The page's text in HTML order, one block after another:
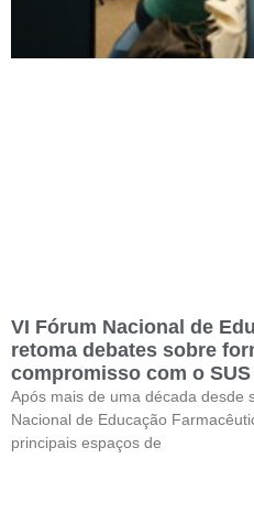
VI Fórum Nacional de
retoma debates sobre
compromisso com o SUS
Após mais de uma década desde
Nacional de Educação
principais espaços de